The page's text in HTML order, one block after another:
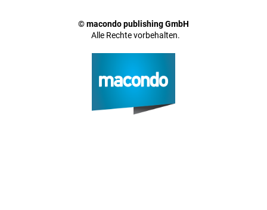
© macondo publishing GmbH
Alle Rechte vorbehalten.